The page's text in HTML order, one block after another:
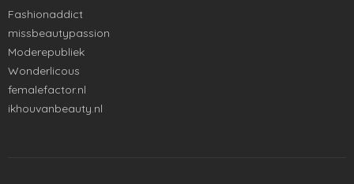
Fashionaddict
missbeautypassion
Moderepubliek
Wonderlicous
femalefactor.nl
ikhouvanbeauty.nl